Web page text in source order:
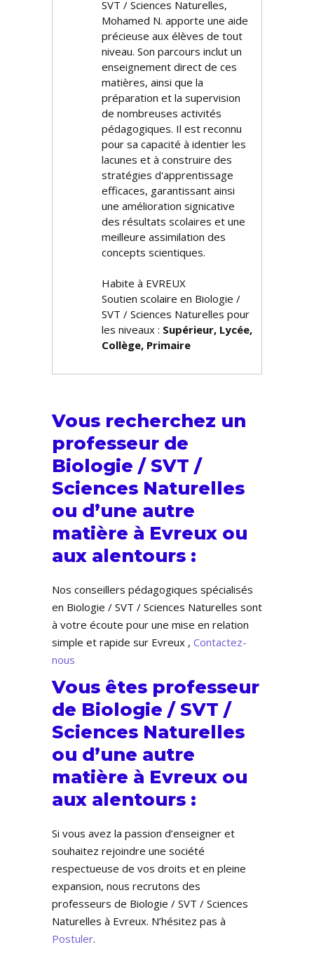
SVT / Sciences Naturelles,
Mohamed N. apporte une aide
précieuse aux élèves de tout
niveau. Son parcours inclut un
enseignement direct de ces
matières, ainsi que la
préparation et la supervision
de nombreuses activités
pédagogiques. Il est reconnu
pour sa capacité à identifier les
lacunes et à construire des
stratégies d'apprentissage
efficaces, garantissant ainsi
une amélioration significative
des résultats scolaires et une
meilleure assimilation des
concepts scientifiques.
Habite à EVREUX
Soutien scolaire en Biologie /
SVT / Sciences Naturelles pour
les niveaux : Supérieur, Lycée,
Collège, Primaire
Vous recherchez un
professeur de
Biologie / SVT /
Sciences Naturelles
ou d’une autre
matière à Evreux ou
aux alentours :
Nos conseillers pédagogiques spécialisés
en Biologie / SVT / Sciences Naturelles sont
à votre écoute pour une mise en relation
simple et rapide sur Evreux , Contactez-
nous
Vous êtes professeur
de Biologie / SVT /
Sciences Naturelles
ou d’une autre
matière à Evreux ou
aux alentours :
Si vous avez la passion d’enseigner et
souhaitez rejoindre une société
respectueuse de vos droits et en pleine
expansion, nous recrutons des
professeurs de Biologie / SVT / Sciences
Naturelles à Evreux. N’hésitez pas à
Postuler.